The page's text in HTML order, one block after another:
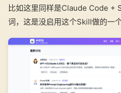
比如这里同样是Claude Code +
词，这是没启用这个Skill做的一个